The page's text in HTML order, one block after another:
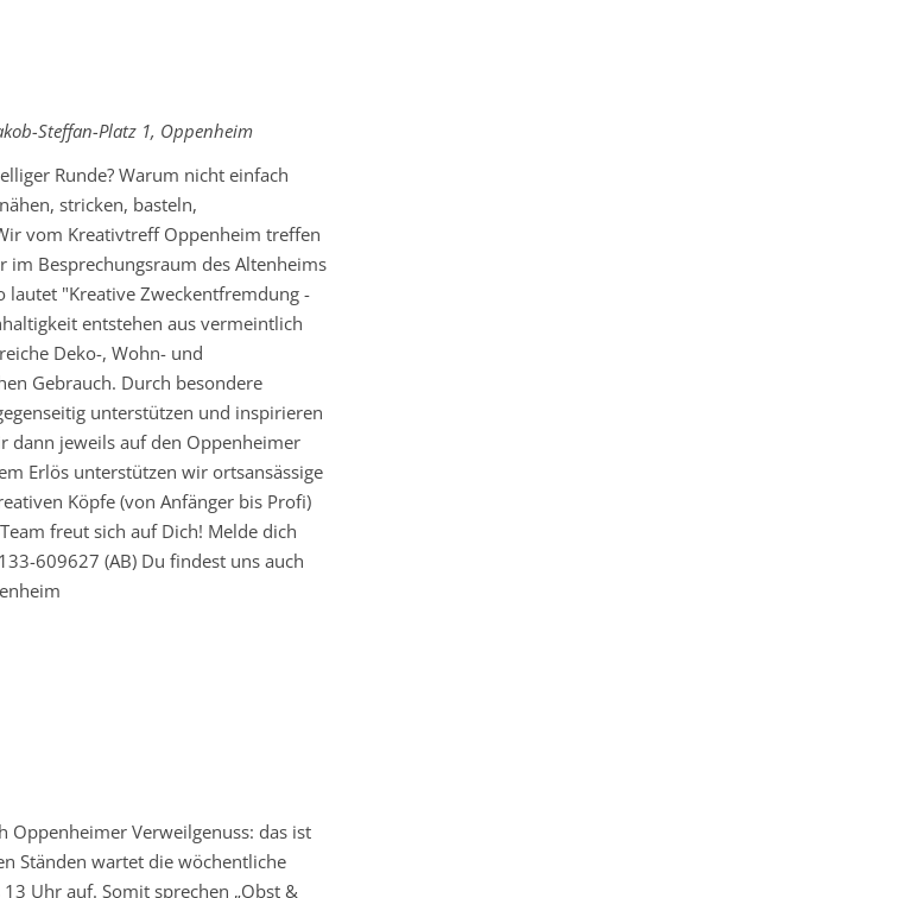
Steffan-Platz 1, Oppenheim
Runde? Warum nicht einfach
stricken, basteln,
vom Kreativtreff Oppenheim treffen
im Besprechungsraum des Altenheims
"Kreative Zweckentfremdung -
entstehen aus vermeintlich
Deko-, Wohn- und
Gebrauch. Durch besondere
unterstützen und inspirieren
dann jeweils auf den Oppenheimer
Erlös unterstützen wir ortsansässige
Köpfe (von Anfänger bis Profi)
freut sich auf Dich! Melde dich
609627 (AB) Du findest uns auch
Oppenheimer Verweilgenuss: das ist
Ständen wartet die wöchentliche
Uhr auf. Somit sprechen „Obst &